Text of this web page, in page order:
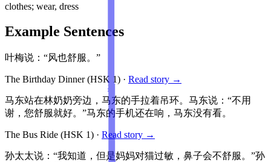
clothes; wear, dress
Example Sentences
叶梅说：“风也舒服。”
The Birthday Dinner(HSK 1) · Read story →
马东站在林奶奶旁边，马东的手拉着吊环。马东说：“不用
谢，您舒服就好。”马东的手机还在响，马东没有看。
The Bus Ride (HSK 1) · Read story →
孙太太说：“我知道，但是妈妈对猫过敏，鼻子会不舒服。”孙